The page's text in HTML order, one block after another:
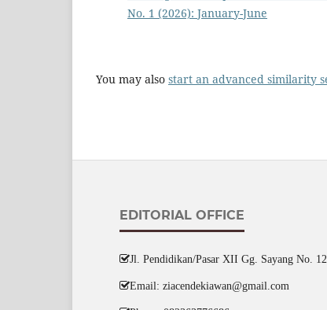
No. 1 (2026): January-June
You may also start an advanced similarity
EDITORIAL OFFICE
Jl. Pendidikan/Pasar XII Gg. Sayang No.
Email: ziacendekiawan@gmail.com